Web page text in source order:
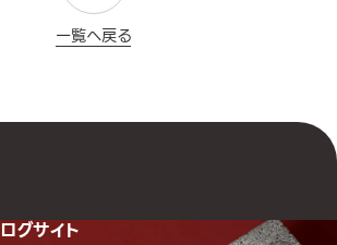
一覧へ戻る
グサイト